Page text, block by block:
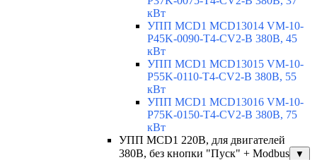
кВт
УПП MCD1 MCD13014 VM-10-
P45K-0090-T4-CV2-B 380В, 45
кВт
УПП MCD1 MCD13015 VM-10-
P55K-0110-T4-CV2-B 380В, 55
кВт
УПП MCD1 MCD13016 VM-10-
P75K-0150-T4-CV2-B 380В, 75
кВт
УПП MCD1 220В, для двигателей
380В, без кнопки "Пуск" + Modbus
▼